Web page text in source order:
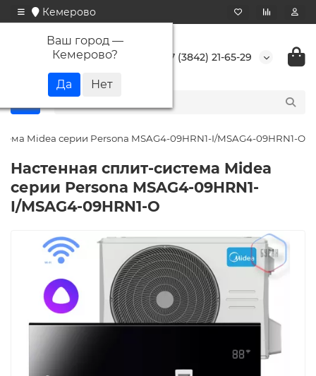
Кемерово
Ваш город —
Кемерово? +7 (3842) 21-65-29
Midea серии Persona MSAG4-09HRN1-I/MSAG4-09HRN1-O
Настенная сплит-система Midea
серии Persona MSAG4-09HRN1-
I/MSAG4-09HRN1-O